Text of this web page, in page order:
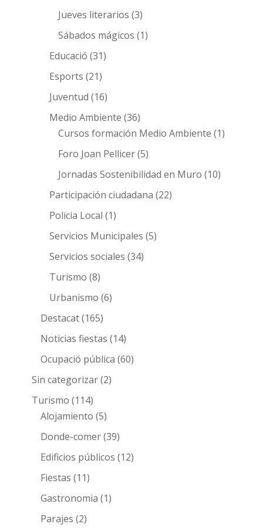
Jueves literarios (3)
Sábados mágicos (1)
Educació (31)
Esports (21)
Juventud (16)
Medio Ambiente (36)
Cursos formación Medio Ambiente (1)
Foro Joan Pellicer(5)
Jornadas Sostenibilidad en Muro (10)
Participación ciudadana (22)
Policia Local (1)
Servicios Municipales (5)
Servicios sociales (34)
Turismo (8)
Urbanismo (6)
Destacat(165)
Noticias fiestas (14)
Ocupació pública (60)
Sin categorizar(2)
Turismo (114)
Alojamiento (5)
Donde-comer(39)
Edificios públicos (12)
Fiestas (11)
Gastronomia (1)
Parajes (2)